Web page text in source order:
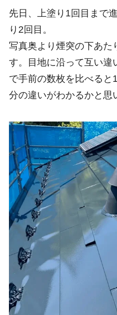
先日、上塗り1回目まで
り2回目。
写真奥より煙突の下あた
す。目地に沿って互い違
で手前の数枚を比べると
分の違いがわかるかと思